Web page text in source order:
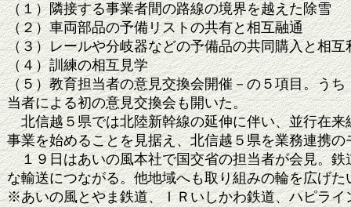
（１）隣接する事業者間の路線の境界を越えた除雪
（２）車両部品の予備リストの共有と相互融通
（３）レールや分岐器などの予備品の共同購入と相互
（４）訓練の相互見学
（５）教育担当者の意見交換会開催－の５項目。う
当者による初の意見交換会も開いた。
北信越５県では北陸新幹線の延伸に伴い、並行在来
事業を始めることを見据え、北信越５県を業務連携
１９日はあいの風本社で国交省の担当者が会見。鉄
な輸送につながる。他地域へも取り組みの輪を広げた
※あいの風とやま鉄道、ＩＲいしかわ鉄道、ハピラ